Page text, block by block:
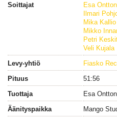
Soittajat
Esa
Ilmari
Mika Kallio
Mikko
Petri
Veli Kujala
Levy-yhtiö
Fiasko
Pituus
51:56
Tuottaja
Esa
Äänityspaikka
Mango